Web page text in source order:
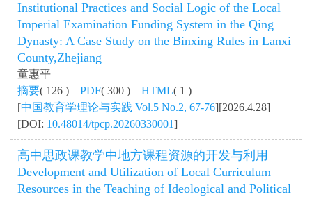
Institutional Practices and Social Logic of the Local
Imperial Examination Funding System in the Qing
Dynasty: A Case Study on the Binxing Rules in Lanxi
County,Zhejiang
童惠平
摘要( 126 ) PDF( 300 ) HTML( 1 )
[中国教育学理论与实践 Vol.5 No.2, 67-76][2026.4.28]
[DOI: 10.48014/tpcp.20260330001]
高中思政课教学中地方课程资源的开发与利用
Development and Utilization of Local Curriculum
Resources in the Teaching of Ideological and Political